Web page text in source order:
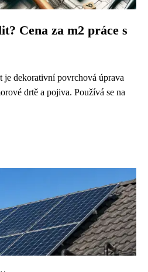
Cena za m2 práce s
dekorativní povrchová úprava
drtě a pojiva. Používá se na